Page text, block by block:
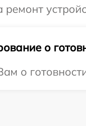
ремонт
о
о